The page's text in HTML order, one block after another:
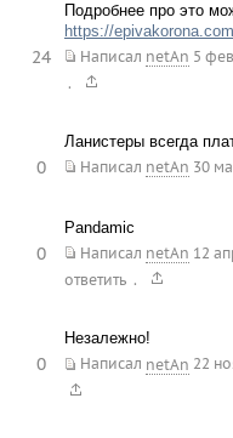
Подробнее про это
https://
Написал netAn 5
.
24
Ланистеры всегда
Написал netAn 30
0
Pandamic
Написал netAn 12
ответить .
0
Незалежно!
Написал netAn 22
0